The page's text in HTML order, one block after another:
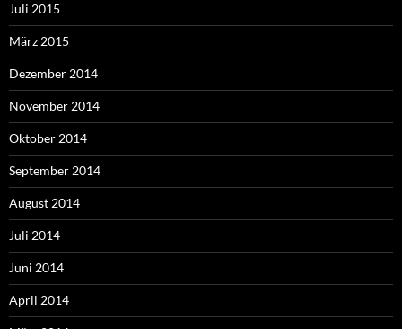
Juli 2015
März 2015
Dezember 2014
November 2014
Oktober 2014
September 2014
August 2014
Juli 2014
Juni 2014
April 2014